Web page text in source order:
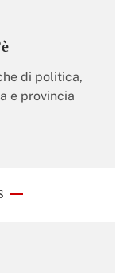
di politica,
e provincia